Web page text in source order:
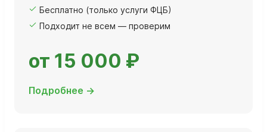
Бесплатно (только услуги ФЦБ)
Подходит не всем — проверим
от 15 000 ₽
Подробнее →